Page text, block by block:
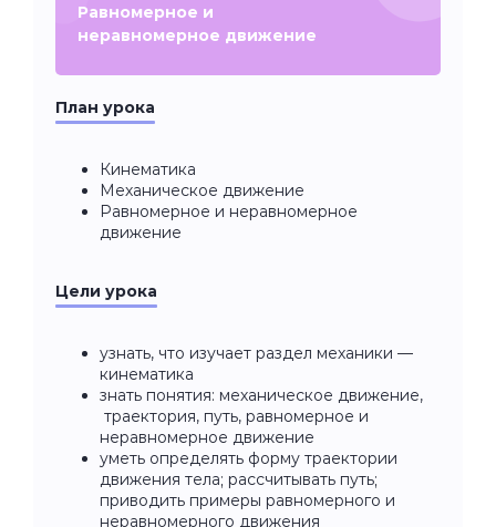
Равномерное и
неравномерное движение
План урока
Кинематика
Механическое движение
Равномерное и неравномерное
движение
Цели урока
узнать, что изучает раздел механики —
кинематика
знать понятия: механическое движение,
траектория, путь, равномерное и
неравномерное движение
уметь определять форму траектории
движения тела; рассчитывать путь;
приводить примеры равномерного и
неравномерного движения